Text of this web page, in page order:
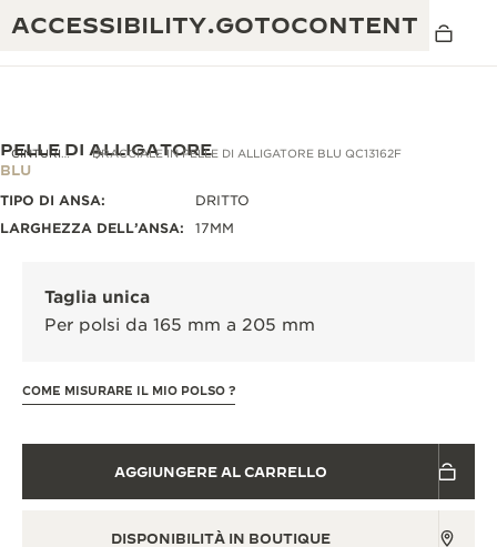
ACCESSIBILITY.GOTOCONTENT
GARANZIA JAEGER-LECOULTRE
GARANZIA ATMOS
TIMEKEEPER”
REVERSO STORIES
THE SOUND MAKER
ECCELLENZA: OLTRE 190 ANNI DI TRADIZIONE
INGEGNO: OLTRE 1.400 CALIBRI
CINTURINI BRACCIALE IN PELLE DI ALLIGATORE BLU QC13162F
PELLE DI ALLIGATORE
BLU
TIPO DI ANSA:
DRITTO
LARGHEZZA DELL’ANSA:
17MM
Taglia unica
Per polsi da 165 mm a 205 mm
COME MISURARE IL MIO POLSO ?
AGGIUNGERE AL CARRELLO
DISPONIBILITÀ IN BOUTIQUE